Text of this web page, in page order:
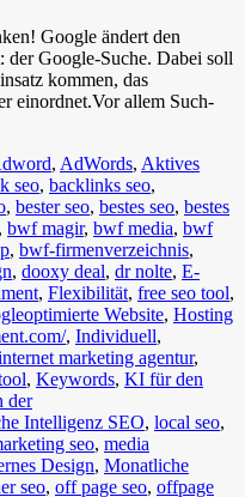
Google ändert den
Google-Suche. Dabei soll
kommen, das
einordnet.Vor allem Such-
, AdWords, Aktives
seo, backlinks seo,
, bester seo, bestes seo, bestes
, bwf magir, bwf media, bwf
, bwf-firmenverzeichnis,
, dooxy deal, dr nolte, E-
, Flexibilität, free seo tool,
Website, Hosting
, Individuell,
marketing agentur,
, Keywords, KI für den
der
Intelligenz SEO, local seo,
seo, media
Design, Monatliche
seo, off page seo, offpage